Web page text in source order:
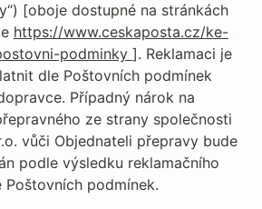
[oboje dostupné na stránkách
https://www.ceskaposta.cz/ke-
podminky ]. Reklamaci je
dle Poštovních podmínek
Případný nárok na
ze strany společnosti
vůči Objednateli přepravy bude
podle výsledku reklamačního
Poštovních podmínek.